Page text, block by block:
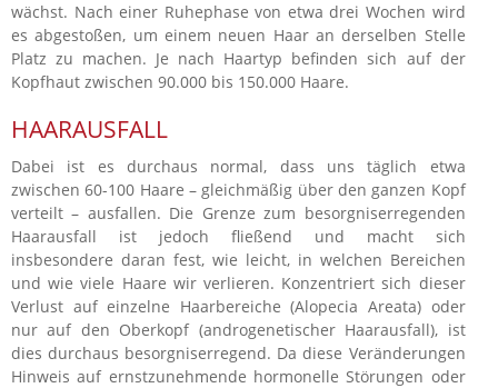
wächst. Nach einer Ruhephase von etwa drei Wochen wird
es abgestoßen, um einem neuen Haar an derselben Stelle
Platz zu machen. Je nach Haartyp befinden sich auf der
Kopfhaut zwischen 90.000 bis 150.000 Haare.
HAARAUSFALL
Dabei ist es durchaus normal, dass uns täglich etwa
zwischen 60-100 Haare – gleichmäßig über den ganzen Kopf
verteilt – ausfallen. Die Grenze zum besorgniserregenden
Haarausfall ist jedoch fließend und macht sich
insbesondere daran fest, wie leicht, in welchen Bereichen
und wie viele Haare wir verlieren. Konzentriert sich dieser
Verlust auf einzelne Haarbereiche (Alopecia Areata) oder
nur auf den Oberkopf (androgenetischer Haarausfall), ist
dies durchaus besorgniserregend. Da diese Veränderungen
Hinweis auf ernstzunehmende hormonelle Störungen oder